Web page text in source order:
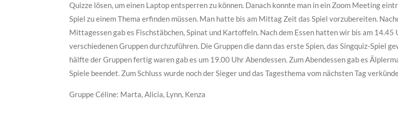
Quizze lösen, um einen Laptop entsperren zu können. Danach konnte man in ein Zoom Meeting
Spiel zu einem Thema erfinden müssen. Man hatte bis am Mittag Zeit das Spiel vorzubereiten.
Mittagessen gab es Fischstäbchen, Spinat und Kartoffeln. Nach dem Essen hatten wir bis am
verschiedenen Gruppen durchzuführen. Die Gruppen die dann das erste Spien, das Singquiz-Spiel
hälfte der Gruppen fertig waren gab es um 19.00 Uhr Abendessen. Zum Abendessen gab es
Spiele beendet. Zum Schluss wurde noch der Sieger und das Tagesthema vom nächsten Tag
Gruppe Céline: Marta, Alicia, Lynn, Kenza